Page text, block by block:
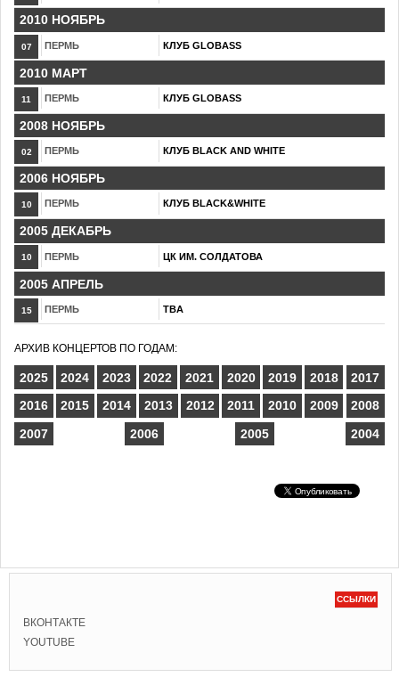
2010 НОЯБРЬ
07 ПЕРМЬ КЛУБ GLOBASS
2010 МАРТ
11 ПЕРМЬ КЛУБ GLOBASS
2008 НОЯБРЬ
02 ПЕРМЬ КЛУБ BLACK AND WHITE
2006 НОЯБРЬ
10 ПЕРМЬ КЛУБ BLACK&WHITE
2005 ДЕКАБРЬ
10 ПЕРМЬ ЦК ИМ. СОЛДАТОВА
2005 АПРЕЛЬ
15 ПЕРМЬ TBA
АРХИВ КОНЦЕРТОВ ПО ГОДАМ:
2025 2024 2023 2022 2021 2020 2019 2018
2017
2016
2015 2014 2013 2012 2011 2010 2009
2008
2007
2006 2005 2004
ССЫЛКИ
ВКОНТАКТЕ
YOUTUBE